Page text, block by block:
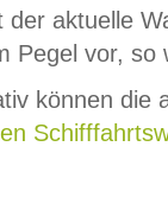
der aktuelle
Pegel vor,
können die